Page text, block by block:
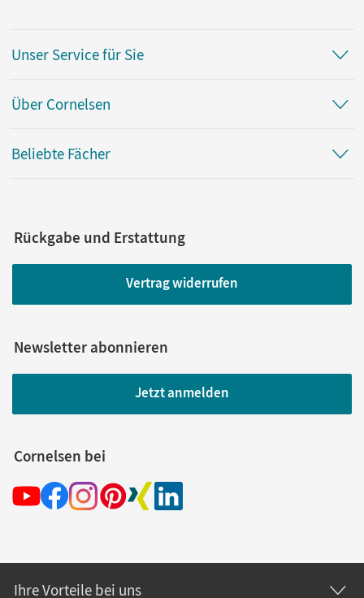
Unser Service für Sie
Über Cornelsen
Beliebte Fächer
Rückgabe und Erstattung
Vertrag widerrufen
Newsletter abonnieren
Jetzt anmelden
Cornelsen bei
Ihre Vorteile bei uns